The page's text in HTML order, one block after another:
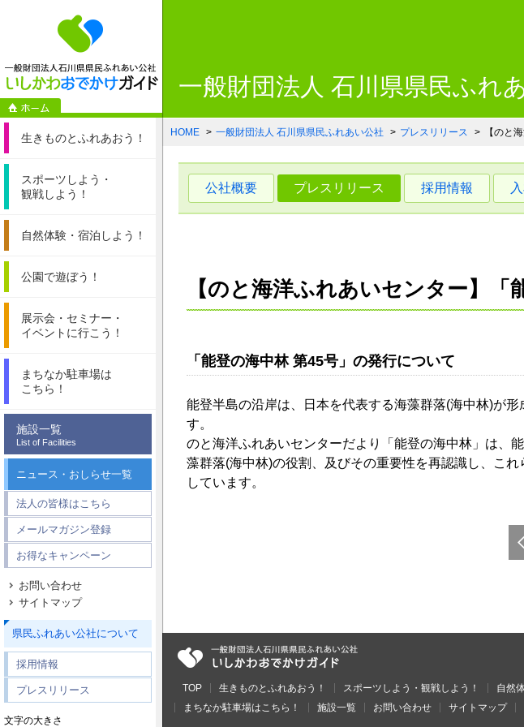
一般財団法人石川県県民ふ
生きものとふれあおう！
スポーツしよう・
観戦しよう！
自然体験・ 宿泊しよう！
公園で遊ぼう！
展示会・セミナー・
イベントに行こう！
まちなか駐車場は
こちら！
施設一覧
List of Facilities
ニュース・おしらせ一覧
法人の皆様はこちら
メールマガジン登録
お得なキャンペーン
お問い合わせ
サイトマップ
県民ふれあい公社について
採用情報
プレスリリース
文字の大きさ
一般財団法人 石川県県民ふれ
HOME 一般財団法人 石川県県民ふれあい公社 プレスリリース 【のと
公社概要 プレスリリース 採用情報
【のと海洋ふれあいセンター】
「能登の海中林 第45号」の発行について
能登半島の沿岸は、日本を代表する海藻群落(海中林)が
す。
のと海洋ふれあいセンターだより「能登の海中林」は、
藻群落(海中林)の役割、及びその重要性を再認識し、こ
しています。
TOP 生きものとふれあおう！ スポーツしよう・観戦しよう！ 自然
まちなか駐車場はこちら！
施設一覧 お問い合わせ サイトマップ